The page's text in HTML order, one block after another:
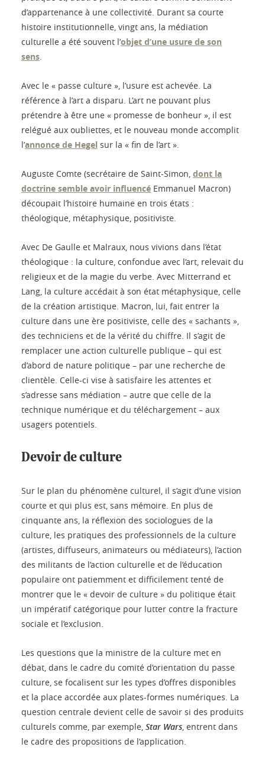
d’appartenance à une collectivité. Durant sa courte
histoire institutionnelle, vingt ans, la médiation
culturelle a été souvent l’objet d’une usure de son
sens.
Avec le « passe culture », l’usure est achevée. La
référence à l’art a disparu. L’art ne pouvant plus
prétendre à être une « promesse de bonheur », il est
relégué aux oubliettes, et le nouveau monde accomplit
l’annonce de Hegel sur la « fin de l’art ».
Auguste Comte (secrétaire de Saint-Simon, dont la
doctrine semble avoir influencé Emmanuel Macron)
découpait l’histoire humaine en trois états :
théologique, métaphysique, positiviste.
Avec De Gaulle et Malraux, nous vivions dans l’état
théologique : la culture, confondue avec l’art, relevait du
religieux et de la magie du verbe. Avec Mitterrand et
Lang, la culture accédait à son état métaphysique, celle
de la création artistique. Macron, lui, fait entrer la
culture dans une ère positiviste, celle des « sachants »,
des techniciens et de la vérité du chiffre. Il s’agit de
remplacer une action culturelle publique – qui est
d’abord de nature politique – par une recherche de
clientèle. Celle-ci vise à satisfaire les attentes et
s’adresse sans médiation – autre que celle de la
technique numérique et du téléchargement – aux
usagers potentiels.
Devoir de culture
Sur le plan du phénomène culturel, il s’agit d’une vision
courte et qui plus est, sans mémoire. En plus de
cinquante ans, la réflexion des sociologues de la
culture, les pratiques des professionnels de la culture
(artistes, diffuseurs, animateurs ou médiateurs), l’action
des militants de l’action culturelle et de l’éducation
populaire ont patiemment et difficilement tenté de
montrer que le « devoir de culture » du politique était
un impératif catégorique pour lutter contre la fracture
sociale et l’exclusion.
Les questions que la ministre de la culture met en
débat, dans le cadre du comité d’orientation du passe
culture, se focalisent sur les types d’offres disponibles
et la place accordée aux plates-formes numériques. La
question centrale devient celle de savoir si des produits
culturels comme, par exemple, Star Wars, entrent dans
le cadre des propositions de l’application.